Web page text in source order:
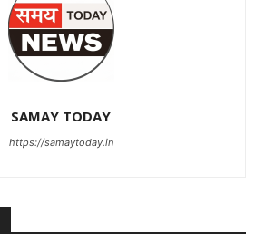
SAMAY TODAY
https://samaytoday.in